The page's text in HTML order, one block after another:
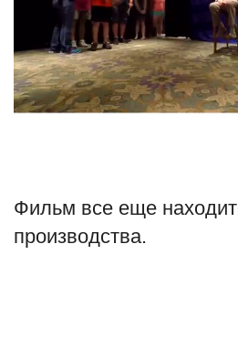
Туризм
Недвижимость
Здоровье
Образование
Фильм все еще
производства.